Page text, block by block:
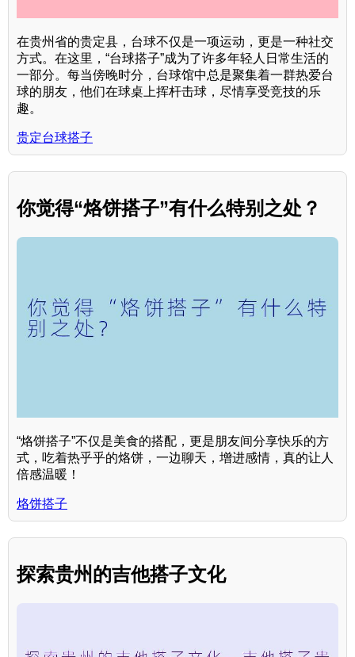
在贵州省的贵定县，台球不仅是一项运动，更是一种社交
方式。在这里，“台球搭子”成为了许多年轻人日常生活的
一部分。每当傍晚时分，台球馆中总是聚集着一群热爱台
球的朋友，他们在球桌上挥杆击球，尽情享受竞技的乐
趣。
贵定台球搭子
你觉得“烙饼搭子”有什么特别之处？
“烙饼搭子”不仅是美食的搭配，更是朋友间分享快乐的方
式，吃着热乎乎的烙饼，一边聊天，增进感情，真的让人
倍感温暖！
烙饼搭子
探索贵州的吉他搭子文化